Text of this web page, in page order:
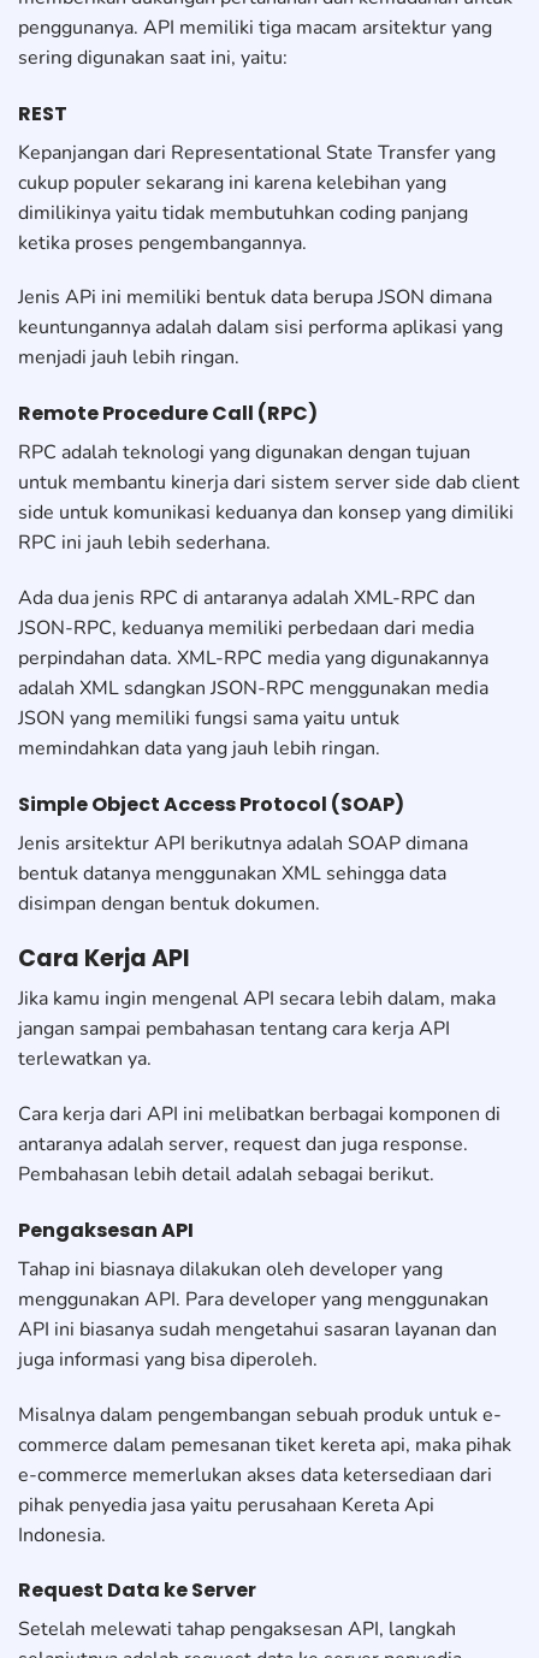
penggunanya. API memiliki tiga macam arsitektur yang
sering digunakan saat ini, yaitu:
REST
Kepanjangan dari Representational State Transfer yang
cukup populer sekarang ini karena kelebihan yang
dimilikinya yaitu tidak membutuhkan coding panjang
ketika proses pengembangannya.
Jenis APi ini memiliki bentuk data berupa JSON dimana
keuntungannya adalah dalam sisi performa aplikasi yang
menjadi jauh lebih ringan.
Remote Procedure Call (RPC)
RPC adalah teknologi yang digunakan dengan tujuan
untuk membantu kinerja dari sistem server side dab client
side untuk komunikasi keduanya dan konsep yang dimiliki
RPC ini jauh lebih sederhana.
Ada dua jenis RPC di antaranya adalah XML-RPC dan
JSON-RPC, keduanya memiliki perbedaan dari media
perpindahan data. XML-RPC media yang digunakannya
adalah XML sdangkan JSON-RPC menggunakan media
JSON yang memiliki fungsi sama yaitu untuk
memindahkan data yang jauh lebih ringan.
Simple Object Access Protocol (SOAP)
Jenis arsitektur API berikutnya adalah SOAP dimana
bentuk datanya menggunakan XML sehingga data
disimpan dengan bentuk dokumen.
Cara Kerja API
Jika kamu ingin mengenal API secara lebih dalam, maka
jangan sampai pembahasan tentang cara kerja API
terlewatkan ya.
Cara kerja dari API ini melibatkan berbagai komponen di
antaranya adalah server, request dan juga response.
Pembahasan lebih detail adalah sebagai berikut.
Pengaksesan API
Tahap ini biasnaya dilakukan oleh developer yang
menggunakan API. Para developer yang menggunakan
API ini biasanya sudah mengetahui sasaran layanan dan
juga informasi yang bisa diperoleh.
Misalnya dalam pengembangan sebuah produk untuk e-
commerce dalam pemesanan tiket kereta api, maka pihak
e-commerce memerlukan akses data ketersediaan dari
pihak penyedia jasa yaitu perusahaan Kereta Api
Indonesia.
Request Data ke Server
Setelah melewati tahap pengaksesan API, langkah